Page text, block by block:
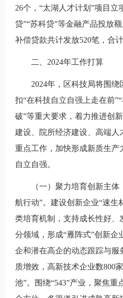
26个，“太湖人才计划”项目立
贷”“苏科贷”等金融产品投放
补偿贷款共计发放520笔，合计
二、2024年工作打算
2024年，区科技局将围
扣“在科技自立自强上走在前
破”等重大要求，着力推进创
建设、院所经济建设、高端人
重点工作，加快形成新质生产
自立自强。
（一）聚力培育创新主
航行动”。建设创新企业“速生
类培育机制，支持成长性好、
分领域，形成“雁阵式”创新企
企和潜在高企的动态跟踪与服
质增效，高新技术企业数800
池”。围绕“543”产业，聚焦重